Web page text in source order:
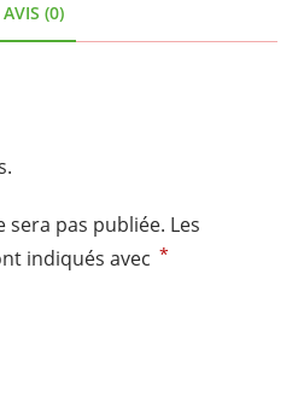
AVIS (0)
sera pas publiée. Les
indiqués avec *